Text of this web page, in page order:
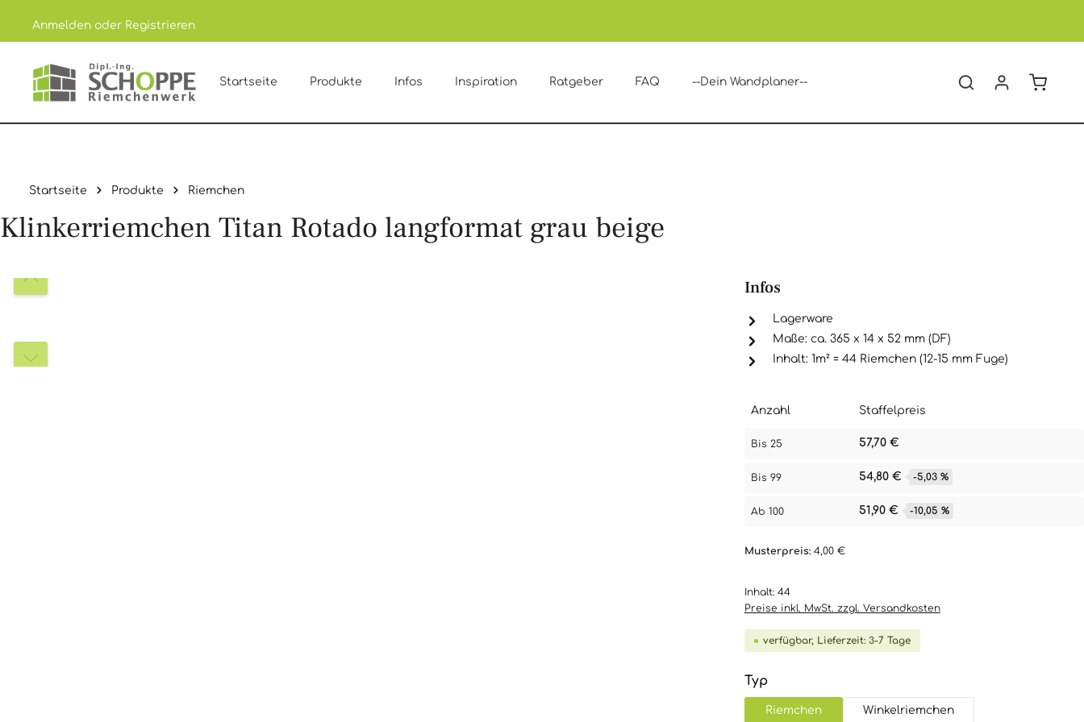
Hauptinhalt springen
Zur Hauptnavigation springen
Anmelden oder Registrieren
Startseite Produkte Infos Inspiration Ratgeber FAQ --Dein Wandplaner--
Startseite Produkte Riemchen
Klinkerriemchen Titan Rotado langformat grau beige
Bildergalerie überspringen Infos
Lagerware
Maße: ca. 365 x 14 x 52 mm (DF)
Inhalt: 1m² = 44 Riemchen (12-15 mm Fuge)
Anzahl Staffelpreis
Bis 25 57,70 €
Bis 99 54,80 € -5,03 %
Ab 100 51,90 € -10,05 %
Musterpreis: 4,00 €
Inhalt: 44
Preise inkl. MwSt. zzgl. Versandkosten
verfügbar, Lieferzeit: 3-7 Tage
Typauswählen
Riemchen Winkelriemchen